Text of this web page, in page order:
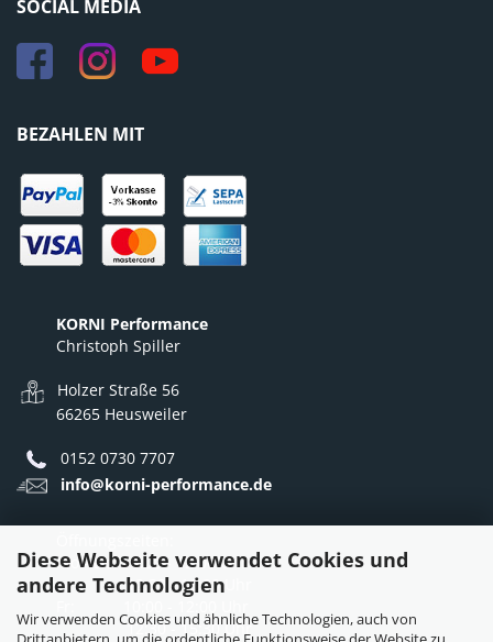
Diese Webseite verwendet Cookies und
andere Technologien
Wir verwenden Cookies und ähnliche Technologien, auch von
SOCIAL MEDIA
BEZAHLEN MIT
KORNI Performance
Christoph Spiller
Holzer Straße 56
66265 Heusweiler
0152 0730 7707
info@korni-performance.de
Mo - Do: 10:00 - 12:00 Uhr
12:30 - 16:30 Uhr
12:30 - 15:30 Uhr